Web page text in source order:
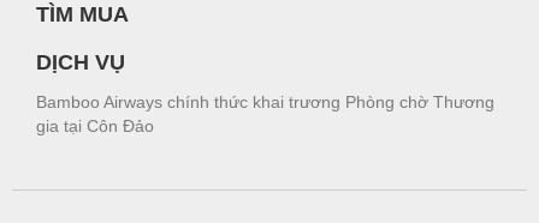
TÌM MUA
DỊCH VỤ
Bamboo Airways chính thức khai trương Phòng chờ Thương
gia tại Côn Đảo